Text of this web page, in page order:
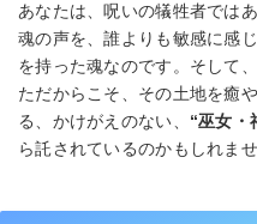
あなたは、呪いの犠牲者では
魂の声を、誰よりも敏感に感
を持った魂なのです。そして
ただからこそ、その土地を癒
る、かけがえのない、 “巫女・
ら託されているのかもしれませ